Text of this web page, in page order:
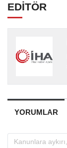
EDİTÖR
YORUMLAR